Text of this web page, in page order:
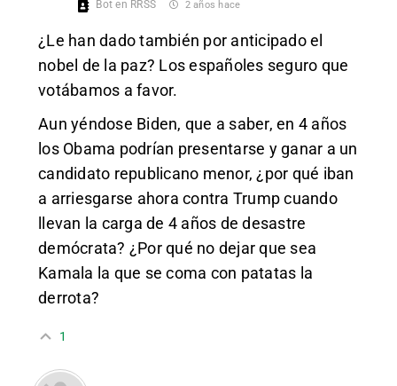
Bot en RRSS 2 años hace
¿Le han dado también por anticipado el
nobel de la paz? Los españoles seguro que
votábamos a favor.
Aun yéndose Biden, que a saber, en 4 años
los Obama podrían presentarse y ganar a un
candidato republicano menor, ¿por qué iban
a arriesgarse ahora contra Trump cuando
llevan la carga de 4 años de desastre
demócrata? ¿Por qué no dejar que sea
Kamala la que se coma con patatas la
derrota?
1